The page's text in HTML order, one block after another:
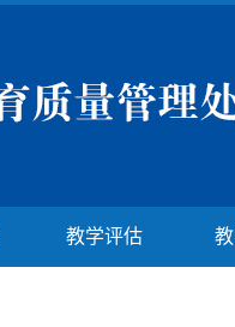
教学评估